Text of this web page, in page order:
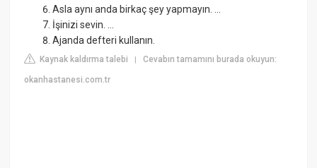
Asla aynı anda birkaç şey yapmayın. ...
İşinizi sevin. ...
Ajanda defteri kullanın.
Kaynak kaldırma talebi |Cevabın tamamını burada okuyun:
okanhastanesi.com.tr